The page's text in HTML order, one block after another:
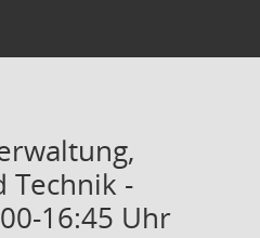
Technik -
16:45 Uhr